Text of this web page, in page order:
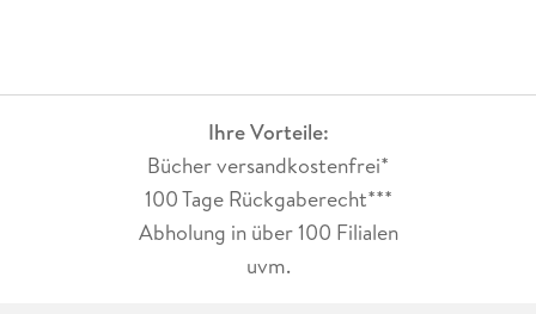
Ihre Vorteile:
Bücher versandkostenfrei*
100 Tage Rückgaberecht***
Abholung in über 100 Filialen
uvm.